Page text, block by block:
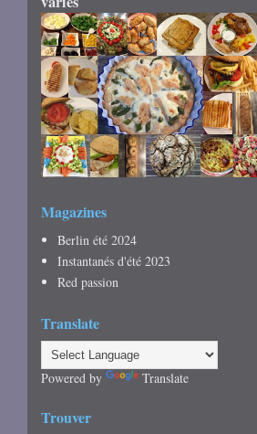
Magazines
Berlin été 2024
Instantanés d'été 2023
Red passion
Translate
Powered by Translate
Trouver